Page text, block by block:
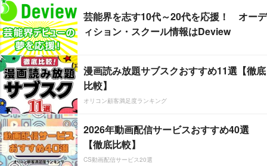
芸能界を志す10代～20代を応援！ オーデ
ィション・スクール情報はDeview
漫画読み放題サブスクおすすめ11選【徹底
比較】
オリコン顧客満足度ランキング
2026年動画配信サービスおすすめ40選
【徹底比較】
CS動画配信サービス20選